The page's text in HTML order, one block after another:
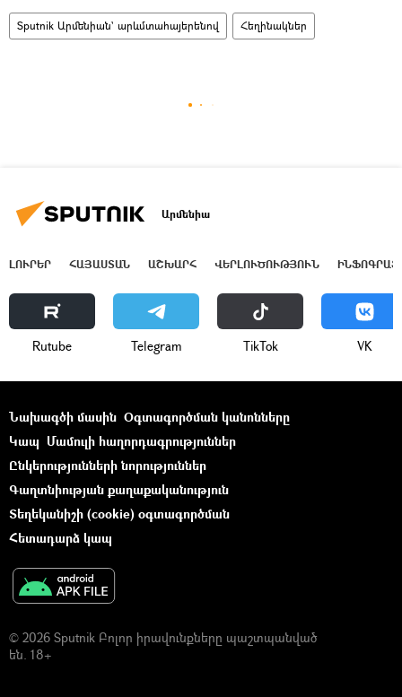
Sputnik Արմենիան` արևմտահայերենով Հեղինակներ
Արմենիա
ԼՈՒՐԵՐ ՀԱՅԱՍՏԱՆ ԱՇԽԱՐՀ ՎԵՐԼՈՒԾՈՒԹՅՈՒՆ
Rutube Telegram ТikТоk VK
Նախագծի մասին Օգտագործման կանոնները
Կապ Մամուլի հաղորդագրություններ
Ընկերությունների նորություններ
Գաղտնիության քաղաքականություն
Տեղեկանիշի (cookie) օգտագործման
Հետադարձ կապ
© 2026 Sputnik Բոլոր իրավունքները պաշտպանված
են. 18+